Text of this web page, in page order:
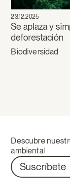
23.12.2025
Se aplaza y
deforestación
Biodiversidad
Descubre
ambiental
Suscríbete